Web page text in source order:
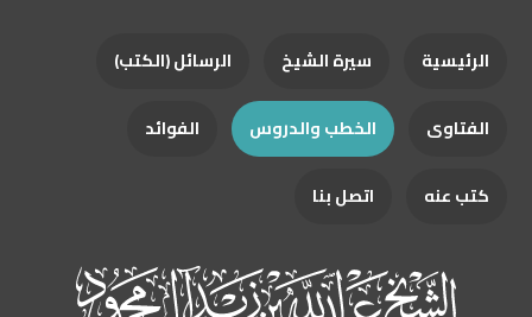
الرئيسية سيرة الشيخ الرسائل (الكتب)
الفتاوى الخطب والدروس الفوائد
كتب عنه اتصل بنا